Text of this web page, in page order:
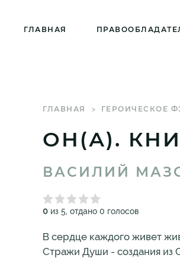
ГЛАВНАЯ
ГЛАВНАЯ ГЕРОИЧЕСКОЕ
ОН(А).
ВАСИЛИЙ
0 из 5, отдано 0 голосов
В сердце каждого живет
Стражи Души - создания из